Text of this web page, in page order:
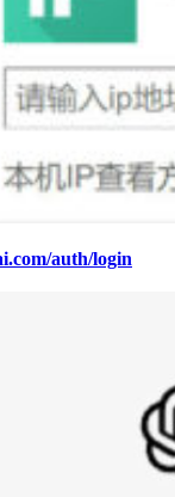
auth/login